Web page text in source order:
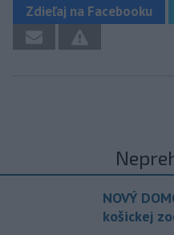
Zdieľaj na Facebooku
NOVÝ
košickej